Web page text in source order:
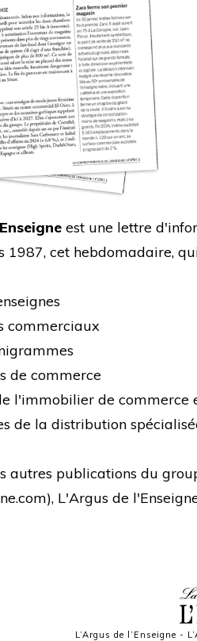
est une lettre
1987, cet hebdomadaire,
commerciaux
de commerce
l'immobilier de commerce
de la distribution
autres publications du
), L'Argus de
L’Argus de l’Enseigne -